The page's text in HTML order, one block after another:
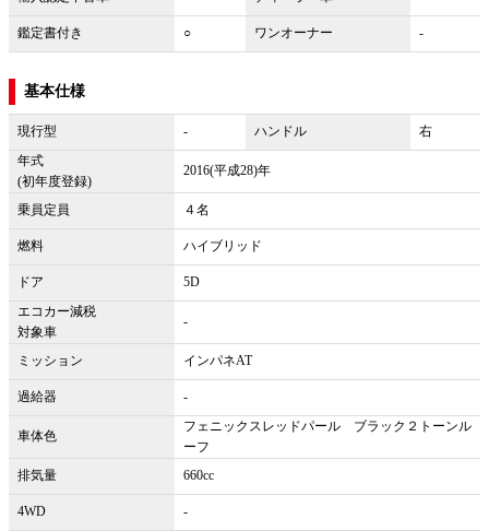
鑑定書付き ○ ワンオーナー -
基本仕様
現行型 - ハンドル
右
年式
(初年度登録)
2016(平成28)年
乗員定員 ４名
燃料 ハイブリッド
ドア
5D
エコカー減税
対象車
-
ミッション インパネAT
過給器 -
車体色
フェニックスレッドパール ブラック２トーンル
ーフ
排気量
660cc
4WD -